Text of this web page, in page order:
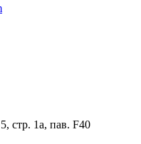
стр. 1а, пав. F40